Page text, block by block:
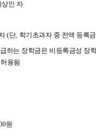
상인 자
(단, 학기초과자 중 전액 등록
하는 장학금은 비등록금성 장
용됨
원